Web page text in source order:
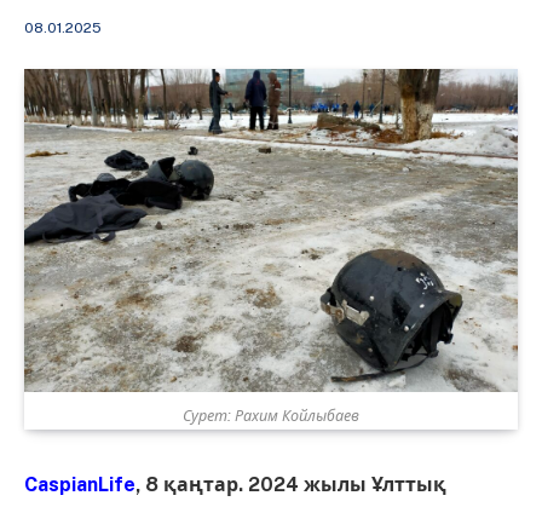
08.01.2025
Сурет: Рахим Койлыбаев
CaspianLife, 8 қаңтар. 2024 жылы Ұлттық